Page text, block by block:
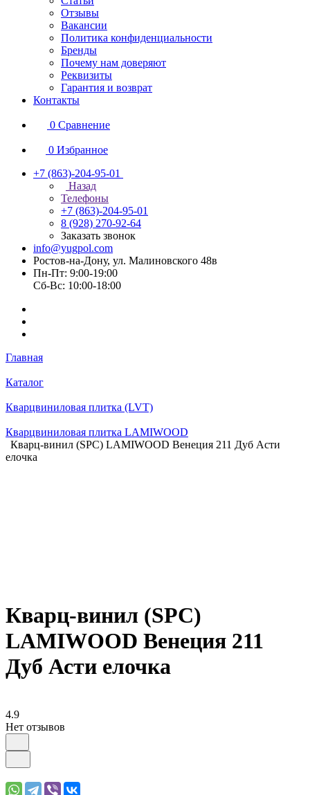
Отзывы
Вакансии
Политика конфиденциальности
Бренды
Почему нам доверяют
Реквизиты
Гарантия и возврат
Контакты
0 Сравнение
0 Избранное
+7 (863)-204-95-01
Назад
Телефоны
+7 (863)-204-95-01
8 (928) 270-92-64
Заказать звонок
info@yugpol.com
Ростов-на-Дону, ул. Малиновского 48в
Пн-Пт: 9:00-19:00
Cб-Вс: 10:00-18:00
Главная
Каталог
Кварцвиниловая плитка (LVT)
Кварцвиниловая плитка LAMIWOOD
Кварц-винил (SPC) LAMIWOOD Венеция 211 Дуб Асти
елочка
Кварц-винил (SPC)
LAMIWOOD Венеция 211
Дуб Асти елочка
4.9
Нет отзывов